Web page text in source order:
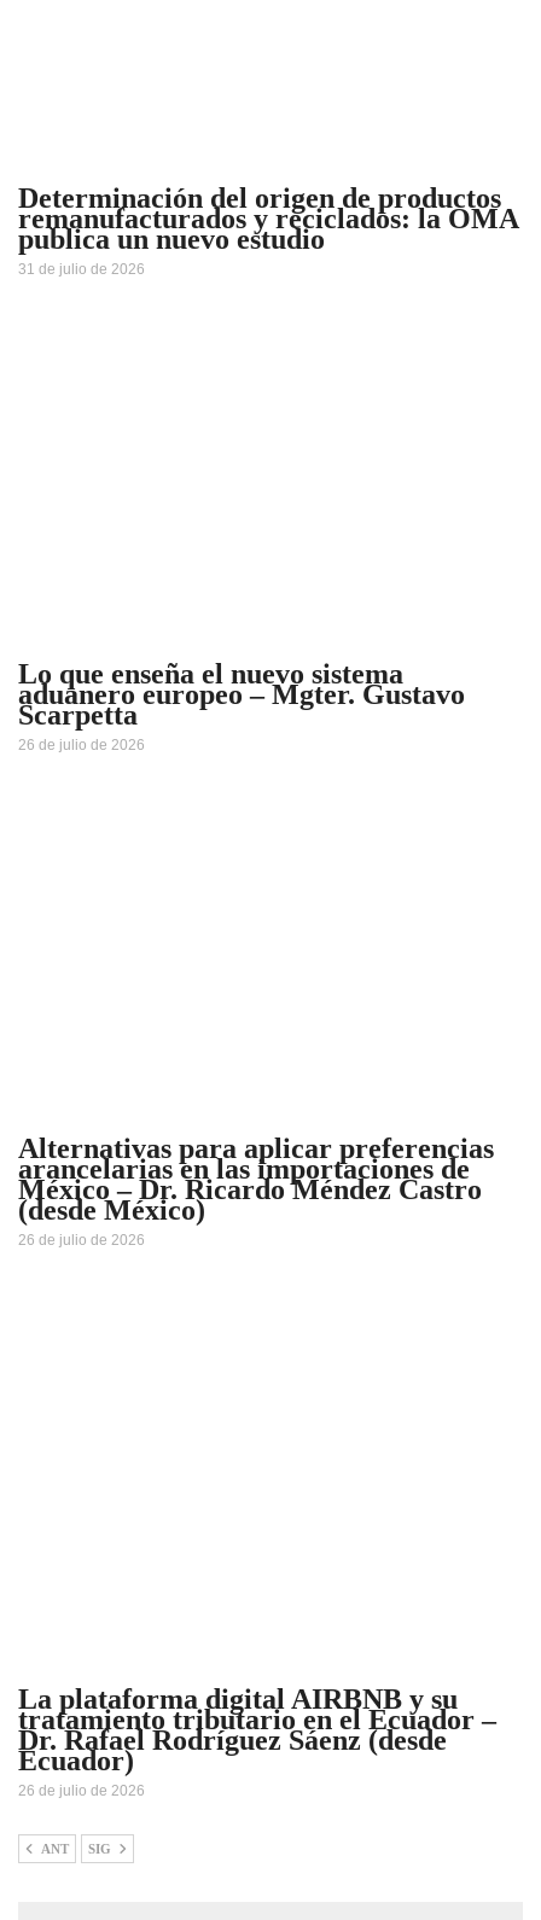
Determinación del origen de productos
remanufacturados y reciclados: la OMA
publica un nuevo estudio
31 de julio de 2026
Lo que enseña el nuevo sistema
aduanero europeo – Mgter. Gustavo
Scarpetta
26 de julio de 2026
Alternativas para aplicar preferencias
arancelarias en las importaciones de
México – Dr. Ricardo Méndez Castro
(desde México)
26 de julio de 2026
La plataforma digital AIRBNB y su
tratamiento tributario en el Ecuador –
Dr. Rafael Rodríguez Sáenz (desde
Ecuador)
26 de julio de 2026
ANT SIG